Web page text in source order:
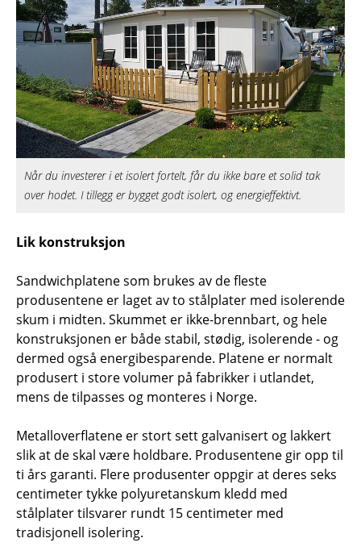
Når du investerer i et isolert fortelt, får du ikke bare et solid tak
over hodet. I tillegg er bygget godt isolert, og energieffektivt.
Lik konstruksjon
Sandwichplatene som brukes av de fleste
produsentene er laget av to stålplater med isolerende
skum i midten. Skummet er ikke-brennbart, og hele
konstruksjonen er både stabil, stødig, isolerende - og
dermed også energibesparende. Platene er normalt
produsert i store volumer på fabrikker i utlandet,
mens de tilpasses og monteres i Norge.
Metalloverflatene er stort sett galvanisert og lakkert
slik at de skal være holdbare. Produsentene gir opp til
ti års garanti. Flere produsenter oppgir at deres seks
centimeter tykke polyuretanskum kledd med
stålplater tilsvarer rundt 15 centimeter med
tradisjonell isolering.